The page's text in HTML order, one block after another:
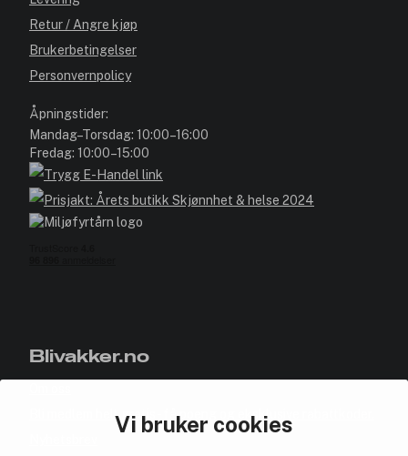
Vi bruker cookies
Retur / Angre kjøp
Brukerbetingelser
Personvernpolicy
Åpningstider:
Mandag–Torsdag: 10:00–16:00
Fredag: 10:00–15:00
Blivakker.no
Bli medlem helt gratis - få poeng og eksklusive rabattkoder.